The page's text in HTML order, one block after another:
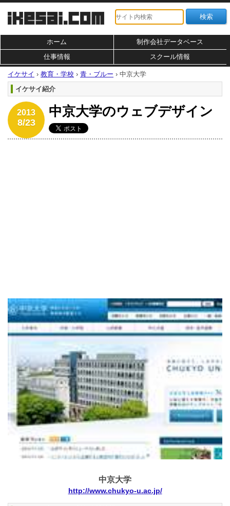
ホーム
制作会社データベース
仕事情報
スクール情報
イケサイ › 教育・学校 › 青・ブルー › 中京大学
イケサイ紹介
2013
8/23
中京大学のウェブデザイン
中京大学
http://www.chukyo-u.ac.jp/